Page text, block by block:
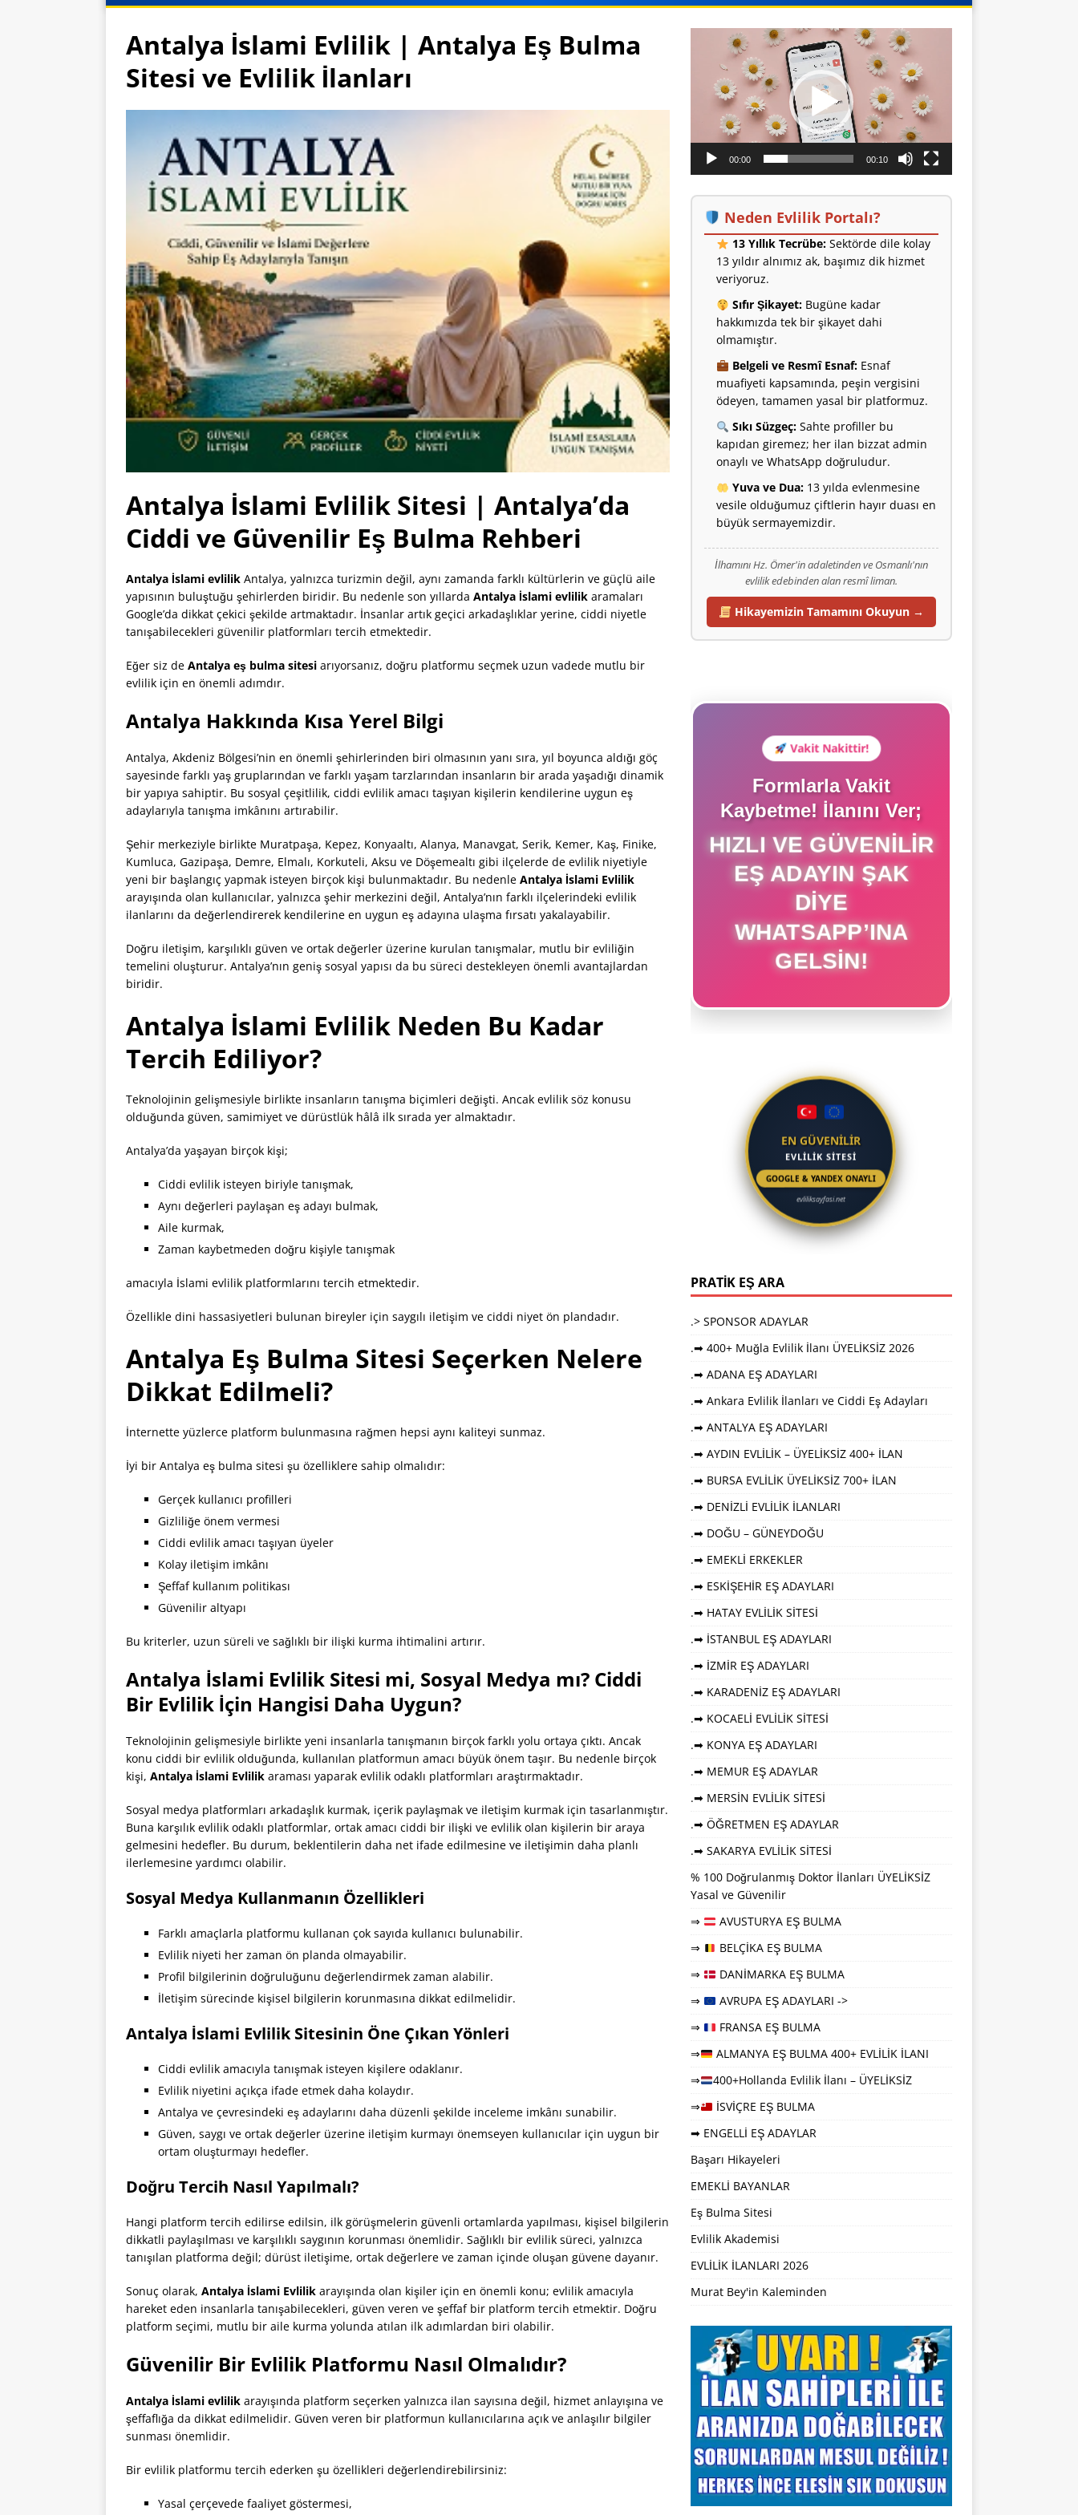
Antalya İslami Evlilik | Antalya Eş Bulma
Sitesi ve Evlilik İlanları
Antalya İslami Evlilik Sitesi | Antalya’da
Ciddi ve Güvenilir Eş Bulma Rehberi
Antalya İslami evlilik Antalya, yalnızca turizmin değil, aynı zamanda farklı kültürlerin ve güçlü aile
yapısının buluştuğu şehirlerden biridir. Bu nedenle son yıllarda Antalya İslami evlilik aramaları
Google’da dikkat çekici şekilde artmaktadır. İnsanlar artık geçici arkadaşlıklar yerine, ciddi niyetle
tanışabilecekleri güvenilir platformları tercih etmektedir.
Eğer siz de Antalya eş bulma sitesi arıyorsanız, doğru platformu seçmek uzun vadede mutlu bir
evlilik için en önemli adımdır.
Antalya Hakkında Kısa Yerel Bilgi
Antalya, Akdeniz Bölgesi’nin en önemli şehirlerinden biri olmasının yanı sıra, yıl boyunca aldığı göç
sayesinde farklı yaş gruplarından ve farklı yaşam tarzlarından insanların bir arada yaşadığı dinamik
bir yapıya sahiptir. Bu sosyal çeşitlilik, ciddi evlilik amacı taşıyan kişilerin kendilerine uygun eş
adaylarıyla tanışma imkânını artırabilir.
Şehir merkeziyle birlikte Muratpaşa, Kepez, Konyaaltı, Alanya, Manavgat, Serik, Kemer, Kaş, Finike,
Kumluca, Gazipaşa, Demre, Elmalı, Korkuteli, Aksu ve Döşemealtı gibi ilçelerde de evlilik niyetiyle
yeni bir başlangıç yapmak isteyen birçok kişi bulunmaktadır. Bu nedenle Antalya İslami Evlilik
arayışında olan kullanıcılar, yalnızca şehir merkezini değil, Antalya’nın farklı ilçelerindeki evlilik
ilanlarını da değerlendirerek kendilerine en uygun eş adayına ulaşma fırsatı yakalayabilir.
Doğru iletişim, karşılıklı güven ve ortak değerler üzerine kurulan tanışmalar, mutlu bir evliliğin
temelini oluşturur. Antalya’nın geniş sosyal yapısı da bu süreci destekleyen önemli avantajlardan
biridir.
Antalya İslami Evlilik Neden Bu Kadar
Tercih Ediliyor?
Teknolojinin gelişmesiyle birlikte insanların tanışma biçimleri değişti. Ancak evlilik söz konusu
olduğunda güven, samimiyet ve dürüstlük hâlâ ilk sırada yer almaktadır.
Antalya’da yaşayan birçok kişi;
Ciddi evlilik isteyen biriyle tanışmak,
Aynı değerleri paylaşan eş adayı bulmak,
Aile kurmak,
Zaman kaybetmeden doğru kişiyle tanışmak
amacıyla İslami evlilik platformlarını tercih etmektedir.
Özellikle dini hassasiyetleri bulunan bireyler için saygılı iletişim ve ciddi niyet ön plandadır.
Antalya Eş Bulma Sitesi Seçerken Nelere
Dikkat Edilmeli?
İnternette yüzlerce platform bulunmasına rağmen hepsi aynı kaliteyi sunmaz.
İyi bir Antalya eş bulma sitesi şu özelliklere sahip olmalıdır:
Gerçek kullanıcı profilleri
Gizliliğe önem vermesi
Ciddi evlilik amacı taşıyan üyeler
Kolay iletişim imkânı
Şeffaf kullanım politikası
Güvenilir altyapı
Bu kriterler, uzun süreli ve sağlıklı bir ilişki kurma ihtimalini artırır.
Antalya İslami Evlilik Sitesi mi, Sosyal Medya mı? Ciddi
Bir Evlilik İçin Hangisi Daha Uygun?
Teknolojinin gelişmesiyle birlikte yeni insanlarla tanışmanın birçok farklı yolu ortaya çıktı. Ancak
konu ciddi bir evlilik olduğunda, kullanılan platformun amacı büyük önem taşır. Bu nedenle birçok
kişi, Antalya İslami Evlilik araması yaparak evlilik odaklı platformları araştırmaktadır.
Sosyal medya platformları arkadaşlık kurmak, içerik paylaşmak ve iletişim kurmak için tasarlanmıştır.
Buna karşılık evlilik odaklı platformlar, ortak amacı ciddi bir ilişki ve evlilik olan kişilerin bir araya
gelmesini hedefler. Bu durum, beklentilerin daha net ifade edilmesine ve iletişimin daha planlı
ilerlemesine yardımcı olabilir.
Sosyal Medya Kullanmanın Özellikleri
Farklı amaçlarla platformu kullanan çok sayıda kullanıcı bulunabilir.
Evlilik niyeti her zaman ön planda olmayabilir.
Profil bilgilerinin doğruluğunu değerlendirmek zaman alabilir.
İletişim sürecinde kişisel bilgilerin korunmasına dikkat edilmelidir.
Antalya İslami Evlilik Sitesinin Öne Çıkan Yönleri
Ciddi evlilik amacıyla tanışmak isteyen kişilere odaklanır.
Evlilik niyetini açıkça ifade etmek daha kolaydır.
Antalya ve çevresindeki eş adaylarını daha düzenli şekilde inceleme imkânı sunabilir.
Güven, saygı ve ortak değerler üzerine iletişim kurmayı önemseyen kullanıcılar için uygun bir
ortam oluşturmayı hedefler.
Doğru Tercih Nasıl Yapılmalı?
Hangi platform tercih edilirse edilsin, ilk görüşmelerin güvenli ortamlarda yapılması, kişisel bilgilerin
dikkatli paylaşılması ve karşılıklı saygının korunması önemlidir. Sağlıklı bir evlilik süreci, yalnızca
tanışılan platforma değil; dürüst iletişime, ortak değerlere ve zaman içinde oluşan güvene dayanır.
Sonuç olarak, Antalya İslami Evlilik arayışında olan kişiler için en önemli konu; evlilik amacıyla
hareket eden insanlarla tanışabilecekleri, güven veren ve şeffaf bir platform tercih etmektir. Doğru
platform seçimi, mutlu bir aile kurma yolunda atılan ilk adımlardan biri olabilir.
Güvenilir Bir Evlilik Platformu Nasıl Olmalıdır?
Antalya İslami evlilik arayışında platform seçerken yalnızca ilan sayısına değil, hizmet anlayışına ve
şeffaflığa da dikkat edilmelidir. Güven veren bir platformun kullanıcılarına açık ve anlaşılır bilgiler
sunması önemlidir.
Bir evlilik platformu tercih ederken şu özellikleri değerlendirebilirsiniz:
Yasal çerçevede faaliyet göstermesi,
oynatıcı
00:00 00:10
Neden Evlilik Portalı?
13 Yıllık Tecrübe:Sektörde dile kolay
13 yıldır alnımız ak, başımız dik hizmet
veriyoruz.
Sıfır Şikayet:Bugüne kadar
hakkımızda tek bir şikayet dahi
olmamıştır.
Belgeli ve Resmî Esnaf:Esnaf
muafiyeti kapsamında, peşin vergisini
ödeyen, tamamen yasal bir platformuz.
Sıkı Süzgeç:Sahte profiller bu
kapıdan giremez; her ilan bizzat admin
onaylı ve WhatsApp doğruludur.
Yuva ve Dua:13 yılda evlenmesine
vesile olduğumuz çiftlerin hayır duası en
büyük sermayemizdir.
İlhamını Hz. Ömer'in adaletinden ve Osmanlı'nın
evlilik edebinden alan resmî liman.
Hikayemizin Tamamını Okuyun →
Vakit Nakittir!
Formlarla Vakit
Kaybetme! İlanını Ver;
HIZLI VE GÜVENILIR
EŞ ADAYIN ŞAK
DIYE
WHATSAPP’INA
GELSIN!
EN GÜVENİLİR
EVLİLİK SİTESİ
GOOGLE & YANDEX ONAYLI
evliliksayfasi.net
PRATİK EŞ ARA
.> SPONSOR ADAYLAR
.➡ 400+ Muğla Evlilik İlanı ÜYELİKSİZ 2026
.➡ ADANA EŞ ADAYLARI
.➡ Ankara Evlilik İlanları ve Ciddi Eş Adayları
.➡ ANTALYA EŞ ADAYLARI
.➡ AYDIN EVLİLİK – ÜYELİKSİZ 400+ İLAN
.➡ BURSA EVLİLİK ÜYELİKSİZ 700+ İLAN
.➡ DENİZLİ EVLİLİK İLANLARI
.➡ DOĞU – GÜNEYDOĞU
.➡ EMEKLİ ERKEKLER
.➡ ESKİŞEHİR EŞ ADAYLARI
.➡ HATAY EVLİLİK SİTESİ
.➡ İSTANBUL EŞ ADAYLARI
.➡ İZMİR EŞ ADAYLARI
.➡ KARADENİZ EŞ ADAYLARI
.➡ KOCAELİ EVLİLİK SİTESİ
.➡ KONYA EŞ ADAYLARI
.➡ MEMUR EŞ ADAYLAR
.➡ MERSİN EVLİLİK SİTESİ
.➡ ÖĞRETMEN EŞ ADAYLAR
.➡ SAKARYA EVLİLİK SİTESİ
% 100 Doğrulanmış Doktor İlanları ÜYELİKSİZ
Yasal ve Güvenilir
⇒
AVUSTURYA EŞ BULMA
⇒
BELÇİKA EŞ BULMA
⇒
DANİMARKA EŞ BULMA
⇒
AVRUPA EŞ ADAYLARI ->
⇒
FRANSA EŞ BULMA
⇒
ALMANYA EŞ BULMA 400+ EVLİLİK İLANI
⇒
400+Hollanda Evlilik İlanı – ÜYELİKSİZ
⇒
İSVİÇRE EŞ BULMA
➡ ENGELLİ EŞ ADAYLAR
Başarı Hikayeleri
EMEKLİ BAYANLAR
Eş Bulma Sitesi
Evlilik Akademisi
EVLİLİK İLANLARI 2026
Murat Bey'in Kaleminden